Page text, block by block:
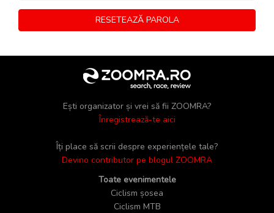
Ești organizator și vrei să fii ZOOMRA?
Înregistrează-te aici
Îți place să scrii despre experiențele tale?
Devino contributor pe blogul ZOOMRA
Toate evenimentele
Ciclism șosea
Ciclism MTB